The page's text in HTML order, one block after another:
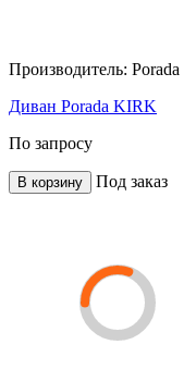
Производитель: Porada
Диван Porada KIRK
По запросу
В корзину Под заказ